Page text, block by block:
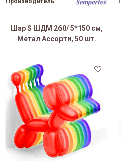
Шар S ШДМ 260/ 5*150 см,
Метал Ассорти, 50 шт.